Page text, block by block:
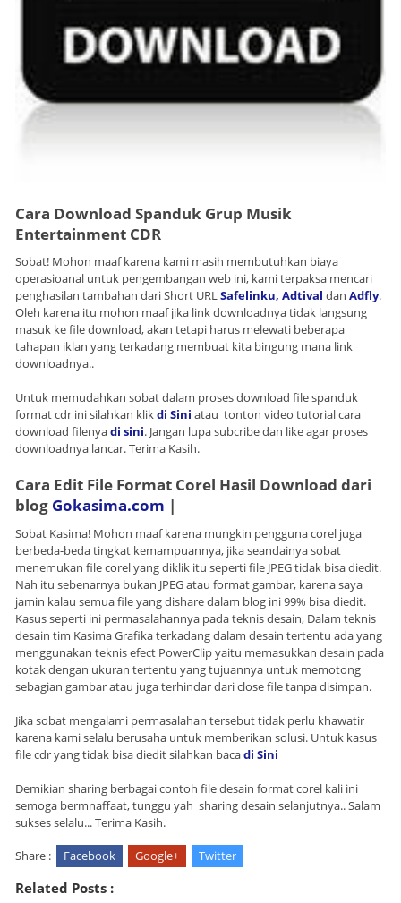
Cara Download Spanduk Grup Musik
Entertainment CDR
Sobat! Mohon maaf karena kami masih membutuhkan biaya
operasioanal untuk pengembangan web ini, kami terpaksa mencari
penghasilan tambahan dari Short URLSafelinku, Adtival dan Adfly.
Oleh karena itu mohon maaf jika link downloadnya tidak langsung
masuk ke file download, akan tetapi harus melewati beberapa
tahapan iklan yang terkadang membuat kita bingung mana link
downloadnya..
Untuk memudahkan sobat dalam proses download file spanduk
format cdr ini silahkan klikdi Sini atau tonton video tutorial cara
download filenyadi sini. Jangan lupa subcribe dan like agar proses
downloadnya lancar. Terima Kasih.
Cara Edit File Format Corel Hasil Download dari
blog Gokasima.com |
Sobat Kasima! Mohon maaf karena mungkin pengguna corel juga
berbeda-beda tingkat kemampuannya, jika seandainya sobat
menemukan file corel yang diklik itu seperti file JPEG tidak bisa diedit.
Nah itu sebenarnya bukan JPEG atau format gambar, karena saya
jamin kalau semua file yang dishare dalam blog ini 99% bisa diedit.
Kasus seperti ini permasalahannya pada teknis desain, Dalam teknis
desain tim Kasima Grafika terkadang dalam desain tertentu ada yang
menggunakan teknis efect PowerClip yaitu memasukkan desain pada
kotak dengan ukuran tertentu yang tujuannya untuk memotong
sebagian gambar atau juga terhindar dari close file tanpa disimpan.
Jika sobat mengalami permasalahan tersebut tidak perlu khawatir
karena kami selalu berusaha untuk memberikan solusi. Untuk kasus
file cdr yang tidak bisa diedit silahkan bacadi Sini
Demikian sharing berbagai contoh file desain format corel kali ini
semoga bermnaffaat, tunggu yah sharing desain selanjutnya.. Salam
sukses selalu... Terima Kasih.
Share : Facebook Google+ Twitter
Related Posts :